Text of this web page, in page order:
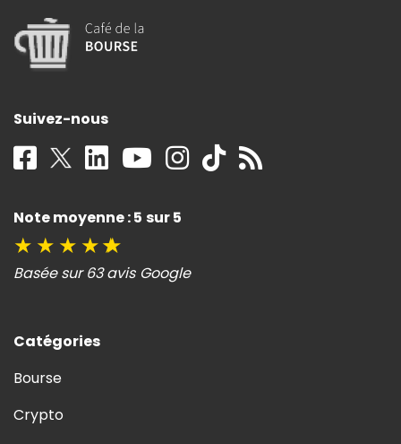
Suivez-nous
Note moyenne : 5 sur 5
★ ★ ★ ★★
Basée sur 63 avis Google
Catégories
Bourse
Crypto